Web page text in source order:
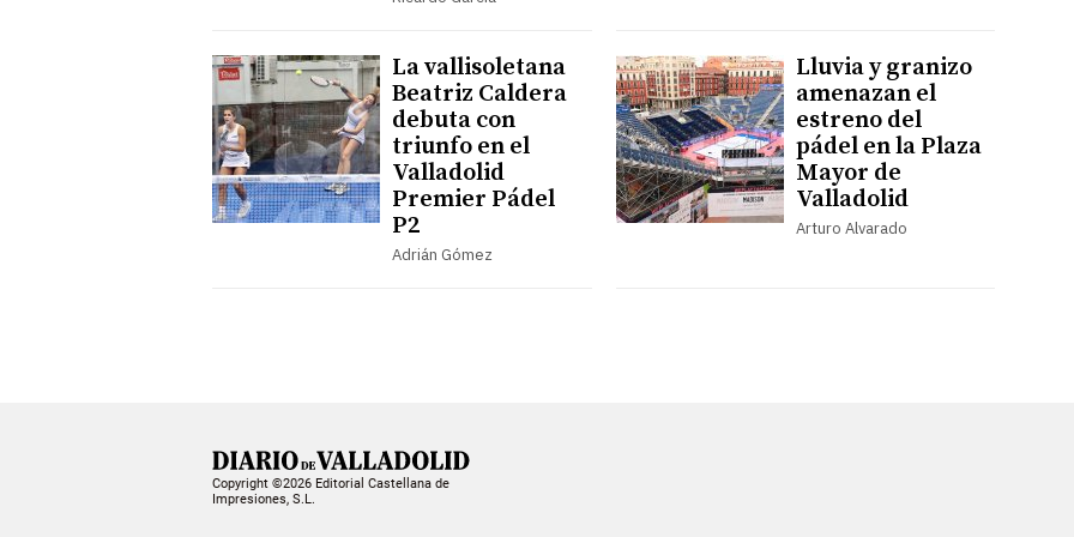
La vallisoletana
Beatriz Caldera
debuta con
triunfo en el
Valladolid
Premier Pádel
P2
Adrián Gómez
Lluvia y granizo
amenazan el
estreno del
pádel en la Plaza
Mayor de
Valladolid
Arturo Alvarado
Copyright ©2026 Editorial Castellana de
Impresiones, S.L.